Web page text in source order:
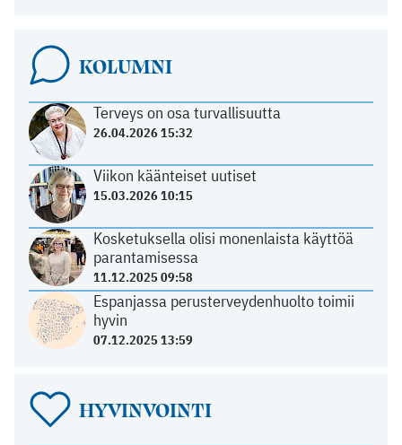
KOLUMNI
Terveys on osa turvallisuutta
26.04.2026 15:32
Viikon käänteiset uutiset
15.03.2026 10:15
Kosketuksella olisi monenlaista käyttöä
parantamisessa
11.12.2025 09:58
Espanjassa perusterveydenhuolto toimii
hyvin
07.12.2025 13:59
HYVINVOINTI